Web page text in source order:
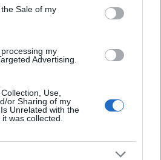
Sale of my
my
Advertising.
Use,
or Sharing of my
Unrelated with the
was collected.